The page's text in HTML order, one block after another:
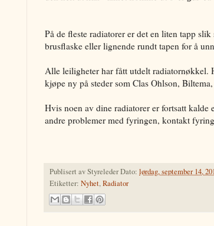
På de fleste radiatorer er det en liten tapp
brusflaske eller lignende rundt tapen for å
Alle leiligheter har fått utdelt radiatornøkkel.
kjøpe ny på steder som Clas Ohlson,
Hvis noen av dine radiatorer er fortsatt
andre problemer med fyringen, kontakt
Publisert avStyrelederDato: lørdag, september 14,
Etiketter: Nyhet,Radiator